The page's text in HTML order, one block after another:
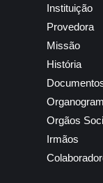
Instituição
Provedora
Missão
História
Orgãos
Irmãos